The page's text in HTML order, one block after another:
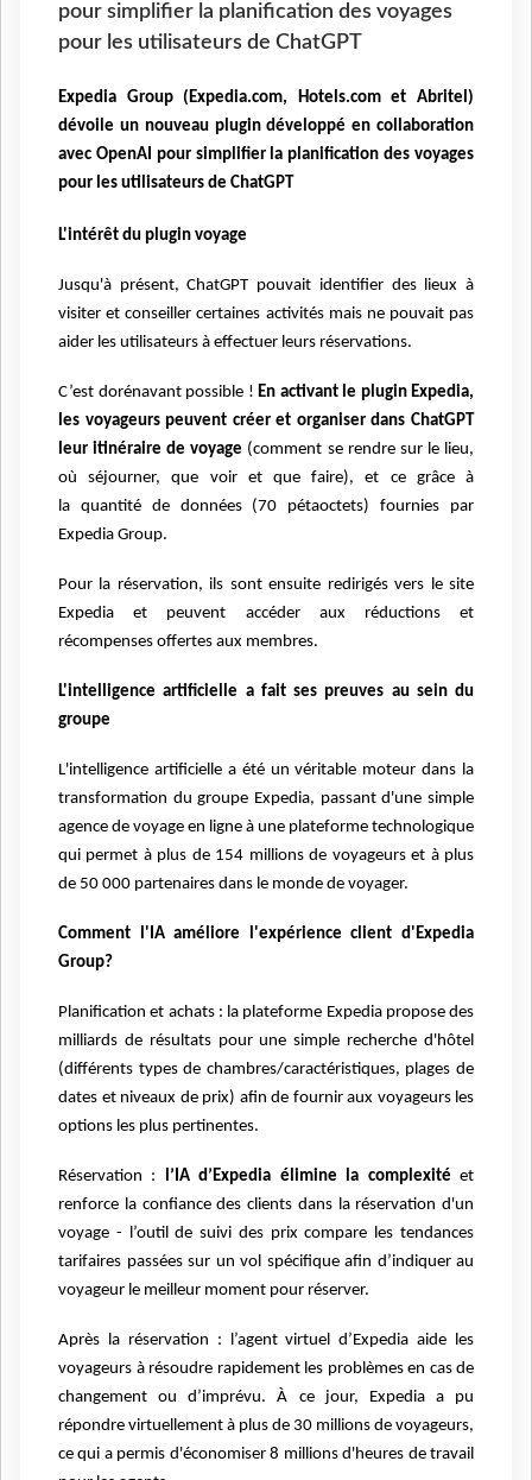
pour simplifier la planification des voyages
pour les utilisateurs de ChatGPT
Expedia Group (Expedia.com, Hotels.com et Abritel)
dévoile un nouveau plugin développé en collaboration
avec OpenAI pour simplifier la planification des voyages
pour les utilisateurs de ChatGPT
L'intérêt du plugin voyage
Jusqu'à présent, ChatGPT pouvait identifier des lieux à
visiter et conseiller certaines activités mais ne pouvait pas
aider les utilisateurs à effectuer leurs réservations.
C’est dorénavant possible ! En activant le plugin Expedia,
les voyageurs peuvent créer et organiser dans ChatGPT
leur itinéraire de voyage (comment se rendre sur le lieu,
où séjourner, que voir et que faire), et ce grâce à
la quantité de données (70 pétaoctets) fournies par
Expedia Group.
Pour la réservation, ils sont ensuite redirigés vers le site
Expedia et peuvent accéder aux réductions et
récompenses offertes aux membres.
L'intelligence artificielle a fait ses preuves au sein du
groupe
L'intelligence artificielle a été un véritable moteur dans la
transformation du groupe Expedia, passant d'une simple
agence de voyage en ligne à une plateforme technologique
qui permet à plus de 154 millions de voyageurs et à plus
de 50 000 partenaires dans le monde de voyager.
Comment l'IA améliore l'expérience client d'Expedia
Group?
Planification et achats : la plateforme Expedia propose des
milliards de résultats pour une simple recherche d'hôtel
(différents types de chambres/caractéristiques, plages de
dates et niveaux de prix) afin de fournir aux voyageurs les
options les plus pertinentes.
Réservation : l’IA d’Expedia élimine la complexité et
renforce la confiance des clients dans la réservation d'un
voyage - l’outil de suivi des prix compare les tendances
tarifaires passées sur un vol spécifique afin d’indiquer au
voyageur le meilleur moment pour réserver.
Après la réservation : l’agent virtuel d’Expedia aide les
voyageurs à résoudre rapidement les problèmes en cas de
changement ou d’imprévu. À ce jour, Expedia a pu
répondre virtuellement à plus de 30 millions de voyageurs,
ce qui a permis d'économiser 8 millions d'heures de travail